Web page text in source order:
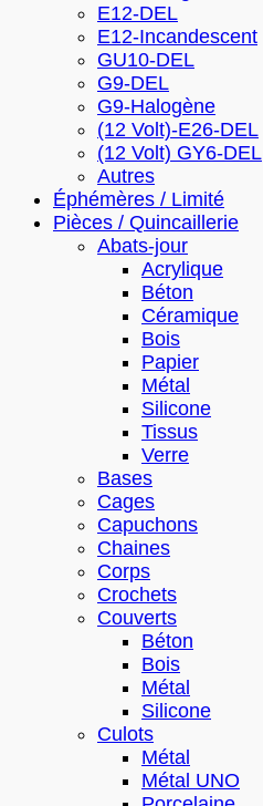
E12-DEL
E12-Incandescent
GU10-DEL
G9-DEL
G9-Halogène
(12 Volt)-E26-DEL
(12 Volt) GY6-DEL
Autres
Éphémères / Limité
Pièces / Quincaillerie
Abats-jour
Acrylique
Béton
Céramique
Bois
Papier
Métal
Silicone
Tissus
Verre
Bases
Cages
Capuchons
Chaines
Corps
Crochets
Couverts
Béton
Bois
Métal
Silicone
Culots
Métal
Métal UNO